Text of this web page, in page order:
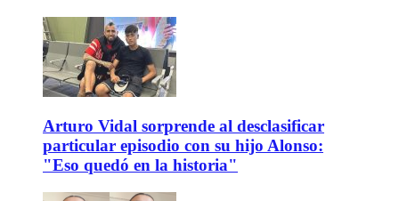
Arturo Vidal sorprende al desclasificar
particular episodio con su hijo Alonso:
"Eso quedó en la historia"